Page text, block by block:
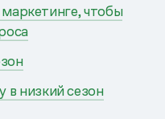
чтобы
в низкий сезон